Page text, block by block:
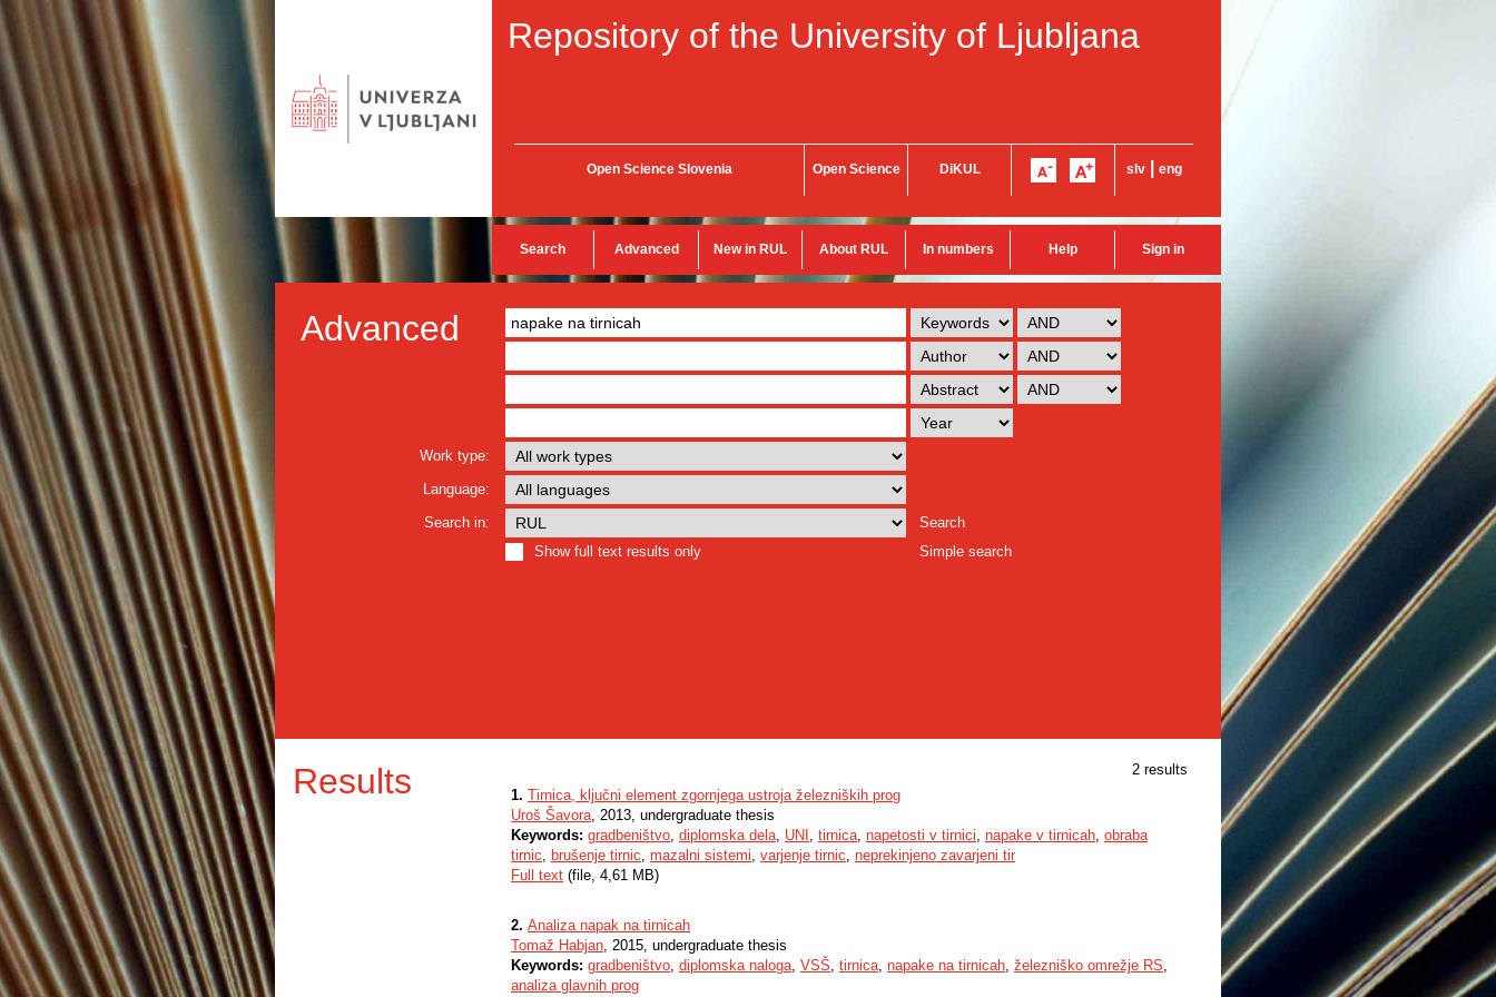
Repository of the University of Ljubljana
Open Science Slovenia Open Science DiKUL slv eng
Search Advanced New in RUL About RUL In numbers Help Sign in
Advanced
Work type:
Language:
Search in:
Search
Show full text results only
Simple search
Results
2 results
1. Tirnica, ključni element zgornjega ustroja železniških prog
Uroš Šavora, 2013, undergraduate thesis
Keywords: gradbeništvo, diplomska dela, UNI , tirnica, napetosti v tirnici, napake v tirnicah, obraba
tirnic, brušenje tirnic, mazalni sistemi, varjenje tirnic, neprekinjeno zavarjeni tir
Full text (file, 4,61 MB)
2. Analiza napak na tirnicah
Tomaž Habjan, 2015, undergraduate thesis
Keywords: gradbeništvo, diplomska naloga, VSŠ, tirnica, napake na tirnicah, železniško omrežje RS,
analiza glavnih prog